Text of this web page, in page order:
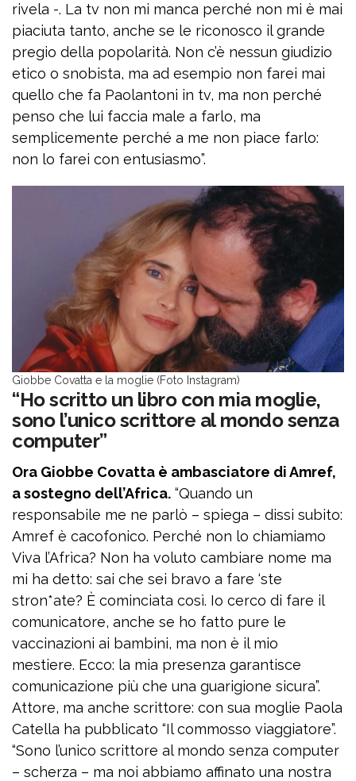
rivela -. La tv non mi manca perché non mi è mai
piaciuta tanto, anche se le riconosco il grande
pregio della popolarità. Non c’è nessun giudizio
etico o snobista, ma ad esempio non farei mai
quello che fa Paolantoni in tv, ma non perché
penso che lui faccia male a farlo, ma
semplicemente perché a me non piace farlo:
non lo farei con entusiasmo”.
Giobbe Covatta e la moglie (Foto Instagram)
“Ho scritto un libro con mia moglie,
sono l’unico scrittore al mondo senza
computer”
Ora Giobbe Covatta è ambasciatore di Amref,
a sostegno dell’Africa. “Quando un
responsabile me ne parlò – spiega – dissi subito:
Amref è cacofonico. Perché non lo chiamiamo
Viva l’Afrìca? Non ha voluto cambiare nome ma
mi ha detto: sai che sei bravo a fare ‘ste
stron*ate? È cominciata così. Io cerco di fare il
comunicatore, anche se ho fatto pure le
vaccinazioni ai bambini, ma non è il mio
mestiere. Ecco: la mia presenza garantisce
comunicazione più che una guarigione sicura”.
Attore, ma anche scrittore: con sua moglie Paola
Catella ha pubblicato “Il commosso viaggiatore”.
“Sono l’unico scrittore al mondo senza computer
– scherza – ma noi abbiamo affinato una nostra